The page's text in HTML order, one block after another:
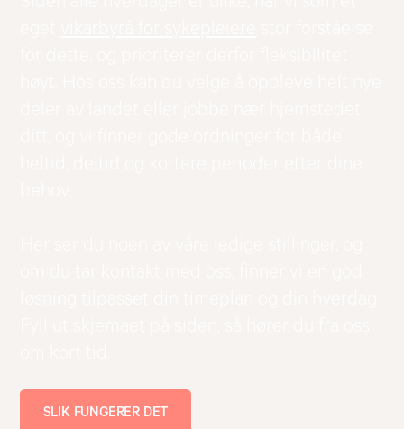
SLIK FUNGERER DET